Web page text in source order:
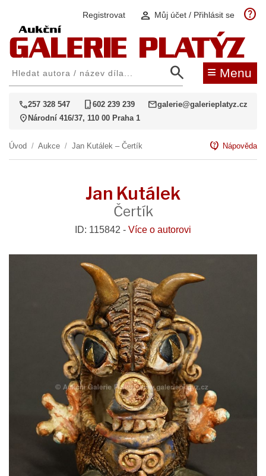
Registrovat person Můj účet / Přihlásit se help
search ≡ Menu
call257 328 547 phone_iphone602 239 239 mailgalerie@galerieplatyz.cz
location_on Národní 416/37, 110 00 Praha 1
Úvod / Aukce / Jan Kutálek – Čertík contact_support Nápověda
Jan Kutálek
Čertík
ID: 115842 - Více o autorovi